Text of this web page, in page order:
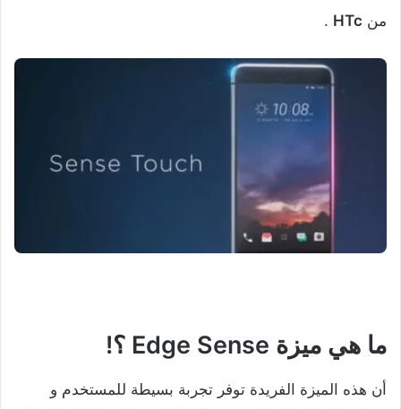
من HTc
.
ما هي ميزة Edge Sense ؟!
أن هذه الميزة الفريدة توفر تجربة بسيطة للمستخدم و